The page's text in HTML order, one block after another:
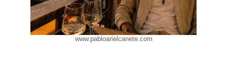
www.pabloarielcanete.com